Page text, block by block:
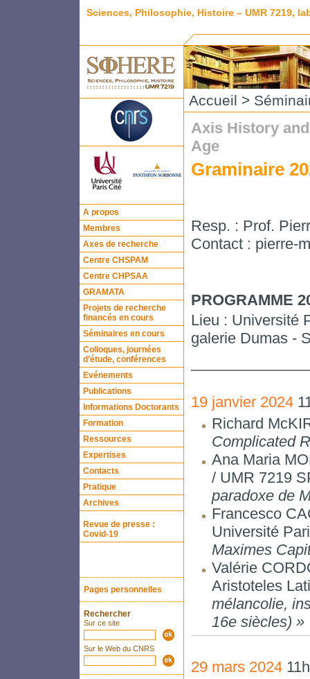
Sciences, Philosophie, Histoire – UMR 7219,
A propos
Membres
Axes de recherche
Centre CHSPAM
Centre CHPSAA
GRAMATA
Projets de recherche
financés en cours
Séminaires en cours
Colloques, journées
d’étude, conférences
Evénements
Publications
Informations Doctorants
Formation
Ressources
Expertises
Contacts
Pratique
Archives
Revue de presse :
Covid-19
Pages personnelles
Rechercher
Sur ce site
Sur le Web du CNRS
Accueil >
Axis History
Age
Graminaire
Resp. : Prof.
Contact : pierre-
PROGRAMME
Lieu : Université
galerie Dumas -
19 janvier 2024
Richard
Complicated
Ana Maria
/ UMR 7219
paradoxe de
Francesco
Université
Maximes
Valérie
Aristoteles
mélancolie,
16e siècles) »
29 mars 2024